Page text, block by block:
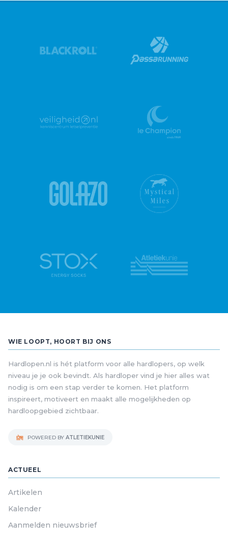
WIE LOOPT, HOORT BIJ ONS
Hardlopen.nl is hét platform voor alle hardlopers, op welk
niveau je je ook bevindt. Als hardloper vind je hier alles wat
nodig is om een stap verder te komen. Het platform
inspireert, motiveert en maakt alle mogelijkheden op
hardloopgebied zichtbaar.
POWERED BY ATLETIEKUNIE
ACTUEEL
Artikelen
Kalender
Aanmelden nieuwsbrief